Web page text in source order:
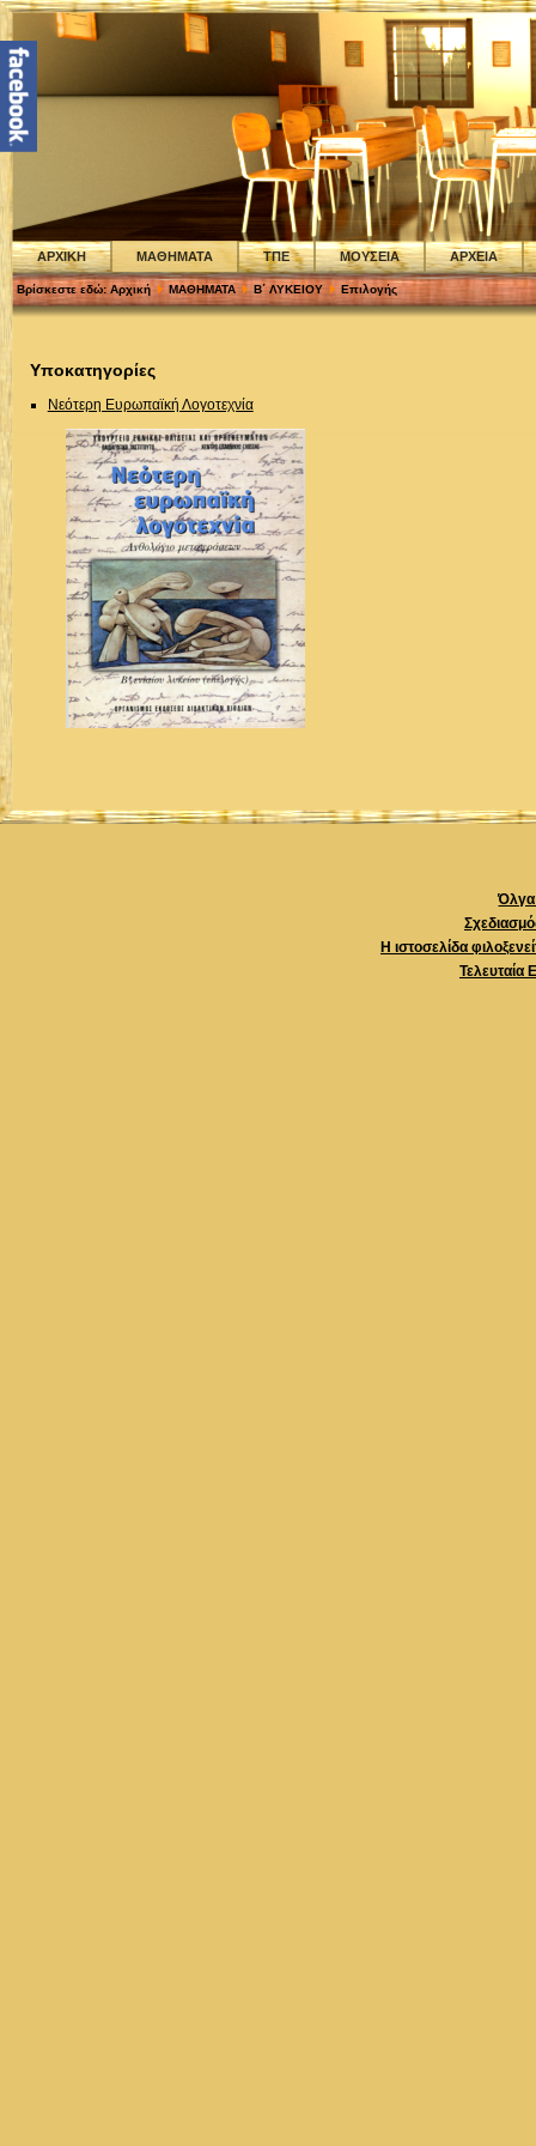
ΑΡΧΙΚΗ ΜΑΘΗΜΑΤΑ ΤΠΕ ΜΟΥΣΕΙΑ ΑΡΧΕΙΑ
Βρίσκεστε εδώ: Αρχική ΜΑΘΗΜΑΤΑ Β΄ ΛΥΚΕΙΟΥ Επιλογής
Υποκατηγορίες
Νεότερη Ευρωπαϊκή Λογοτεχνία
Όλγα
Η ιστοσελίδα
Τελευταία